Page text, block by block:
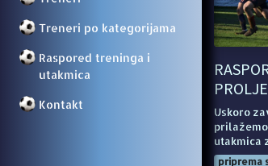
Treneri po kategorijama
Raspored treninga i
utakmica
Kontakt
Uskoro
utakmica
priprema